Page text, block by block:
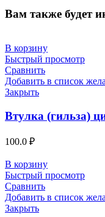
Вам также будет
В корзину
Быстрый просмотр
Сравнить
Добавить в список
Закрыть
Втулка (гильза)
100.0 ₽
В корзину
Быстрый просмотр
Сравнить
Добавить в список
Закрыть